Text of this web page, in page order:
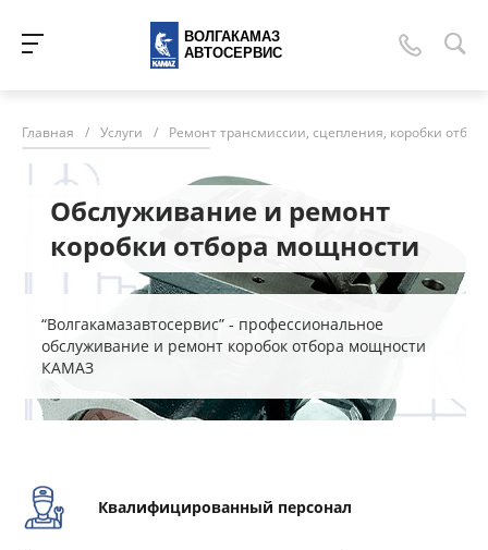
ВОЛГАКАМАЗ
АВТОСЕРВИС
Главная / Услуги / Ремонт трансмиссии, сцепления, коробки
Обслуживание и ремонт
коробки отбора мощности
“Волгакамазавтосервис” - профессиональное
обслуживание и ремонт коробок отбора мощности
КАМАЗ
Квалифицированный персонал